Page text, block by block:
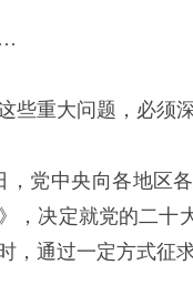
重大问题，必须深
党中央向各地区各
，决定就党的二十
，通过一定方式征